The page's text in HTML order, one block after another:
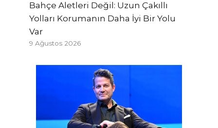
Bahçe Aletleri Değil: Uzun Çakıllı
Yolları Korumanın Daha İyi Bir Yolu
Var
9 Ağustos 2026